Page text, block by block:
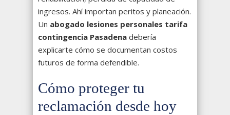
ingresos. Ahí importan peritos y planeación.
Un abogado lesiones personales tarifa
contingencia Pasadena debería
explicarte cómo se documentan costos
futuros de forma defendible.
Cómo proteger tu
reclamación desde hoy